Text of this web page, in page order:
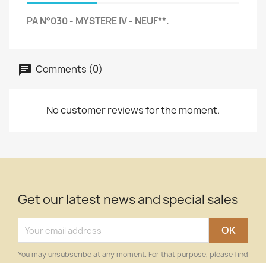
PA N°030 - MYSTERE IV - NEUF**.
Comments (0)
No customer reviews for the moment.
Get our latest news and special sales
You may unsubscribe at any moment. For that purpose, please find